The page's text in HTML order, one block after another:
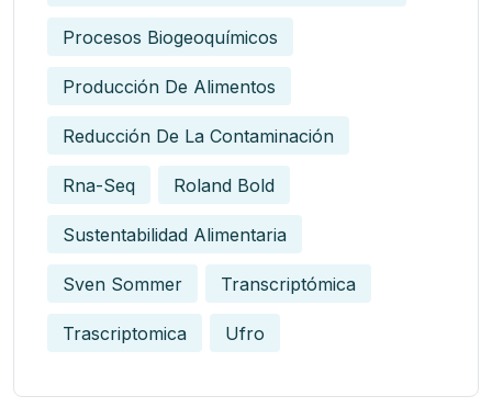
Procesos Biogeoquímicos
Producción De Alimentos
Reducción De La Contaminación
Rna-Seq Roland Bold
Sustentabilidad Alimentaria
Sven Sommer Transcriptómica
Trascriptomica Ufro